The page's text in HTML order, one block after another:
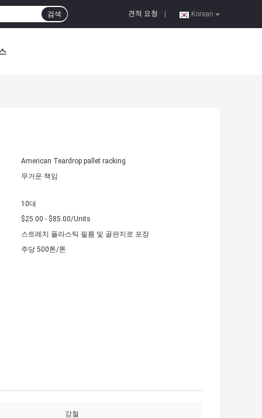
Korean
견적 요청
검색
American Teardrop pallet racking
무거운 책임
10대
$25.00 - $85.00/Units
스트레치 플라스틱 필름 및 골판지로 포장
주당 500톤/톤
강철